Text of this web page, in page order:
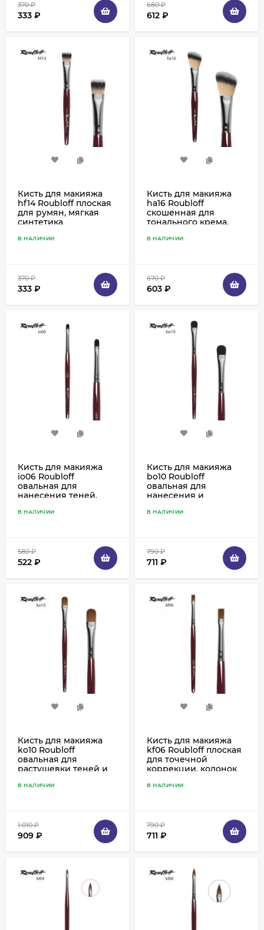
370₽
333 ₽
680₽
612 ₽
Кисть для макияжа
hf14 Roubloff плоская
для румян, мягкая
синтетика
В НАЛИЧИИ
370₽
333 ₽
Кисть для макияжа
ha16 Roubloff
скошенная для
тонального крема,
В НАЛИЧИИ
670₽
603 ₽
Кисть для макияжа
io06 Roubloff
овальная для
нанесения теней,
В НАЛИЧИИ
580₽
522 ₽
Кисть для макияжа
bo10 Roubloff
овальная для
нанесения и
белка
В НАЛИЧИИ
790₽
711 ₽
Кисть для макияжа
ko10 Roubloff
овальная для
растушевки теней и
В НАЛИЧИИ
1 010₽
909 ₽
Кисть для макияжа
kf06 Roubloff плоская
для точечной
коррекции, колонок
В НАЛИЧИИ
790₽
711 ₽